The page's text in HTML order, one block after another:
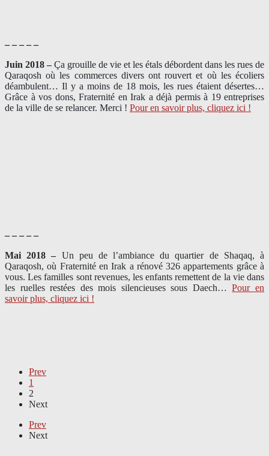
– – – – –
Juin 2018 – Ça grouille de vie et les étals débordent dans les rues de
Qaraqosh où les commerces divers ont rouvert et où les écoliers
déambulent… Il y a moins de 18 mois, les rues étaient désertes…
Grâce à vos dons, Fraternité en Irak a déjà permis à 19 entreprises
de la ville de se relancer. Merci ! Pour en savoir plus, cliquez ici !
– – – – –
Mai 2018 – Un peu de l’ambiance du quartier de Shaqaq, à
Qaraqosh, où Fraternité en Irak a rénové 326 appartements grâce à
vous. Les familles sont revenues, les enfants remettent de la vie dans
les ruelles restées des mois silencieuses sous Daech… Pour en
savoir plus, cliquez ici !
Prev
1
2
Next
Prev
Next